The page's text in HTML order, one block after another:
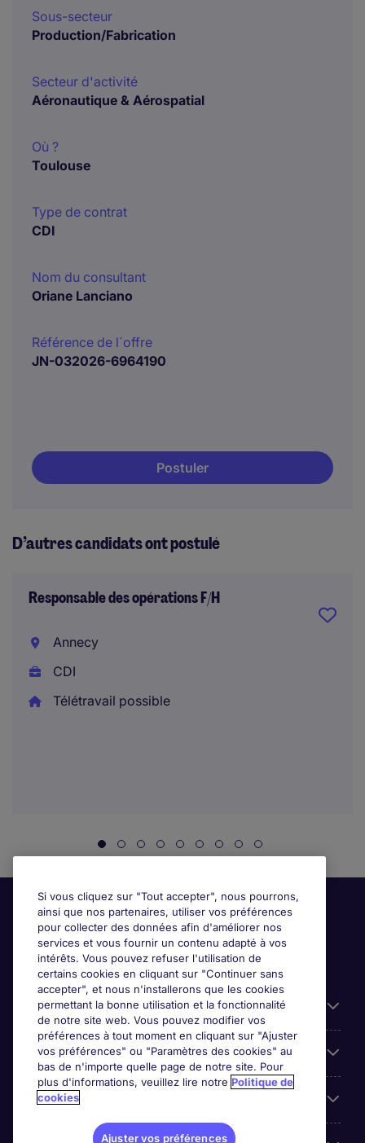
Sous-secteur
Production/Fabrication
Secteur d'activité
Aéronautique & Aérospatial
Où ?
Toulouse
Type de contrat
CDI
Nom du consultant
Oriane Lanciano
Référence de l´offre
JN-032026-6964190
Postuler
D’autres candidats ont postulé
Responsable des opérations F/H
Annecy
CDI
Télétravail possible
Candidats
Entreprises
Contact
Si vous cliquez sur "Tout accepter", nous pourrons,
ainsi que nos partenaires, utiliser vos préférences
pour collecter des données afin d'améliorer nos
services et vous fournir un contenu adapté à vos
intérêts. Vous pouvez refuser l'utilisation de
certains cookies en cliquant sur "Continuer sans
accepter", et nous n'installerons que les cookies
permettant la bonne utilisation et la fonctionnalité
de notre site web. Vous pouvez modifier vos
préférences à tout moment en cliquant sur "Ajuster
vos préférences" ou "Paramètres des cookies" au
bas de n'importe quelle page de notre site. Pour
plus d'informations, veuillez lire notre Politique de
cookies
Ajuster vos préférences